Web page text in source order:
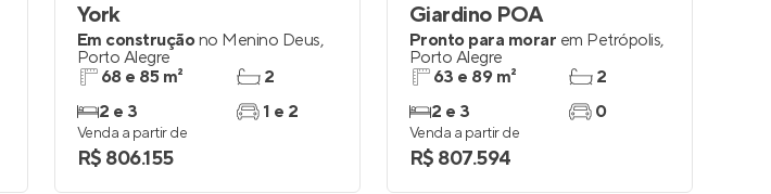
York
Em construçãono Menino Deus,
Porto Alegre
68 e 85 m²
2 e 3
2
1 e 2
Venda a partir de
R$ 806.155
Giardino POA
Pronto para morar em Petrópolis,
Porto Alegre
63 e 89 m²
2 e 3
2
0
Venda a partir de
R$ 807.594